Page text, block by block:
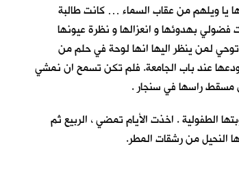
يا ويلهم من عقاب السماء … كانت طالبة
فضولي بهدوئها و انعزالها و نظرة عيونها
لمن ينظر اليها انها لوحة في حلم من
اودعها عند باب الجامعة. فلم تكن تسمح ان نمشي
مسقط راسها في سنجار .
الطفولية . اخذت الأيام تمضي ، الربيع ثم
النحيل من رشقات المطر.